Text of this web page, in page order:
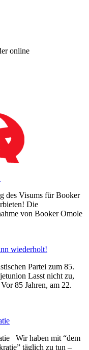
online
des Visums für Booker
Die
von Booker Omole
wiederholt!
Partei zum 85.
Lasst nicht zu,
85 Jahren, am 22.
Wir haben mit “dem
täglich zu tun –